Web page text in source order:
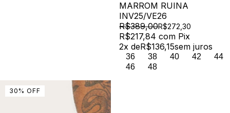
MARROM RUINA
INV25/VE26
R$389,00R$272,30
R$217,84 com Pix
2x deR$136,15sem juros
36 38 40 42
44
46
48
30 % OFF